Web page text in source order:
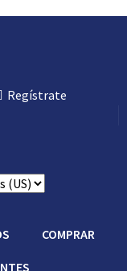
Regístrate
COMPRAR